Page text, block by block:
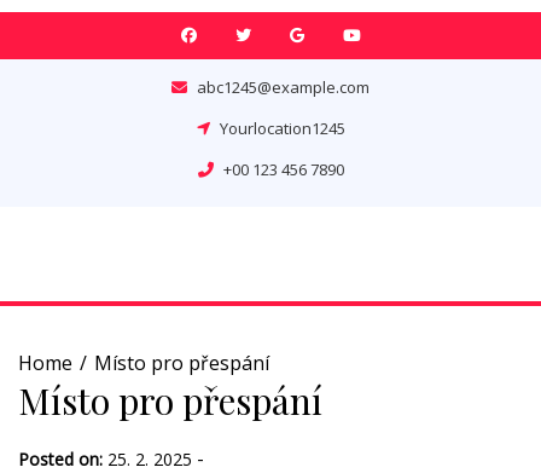
Skip
abc1245@example.com
Yourlocation1245
+00 123 456 7890
Home Místo pro přespání
Místo pro přespání
Posted on: 25. 2. 2025 -